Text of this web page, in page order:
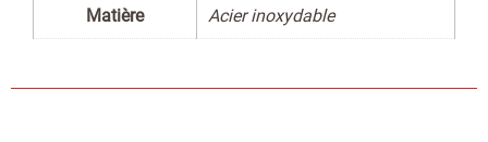
Matière Acier inoxydable